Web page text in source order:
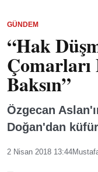
GÜNDEM
“Hak
Baksın”
Özgecan
Doğan'dan
2 Nisan 2018 13:44